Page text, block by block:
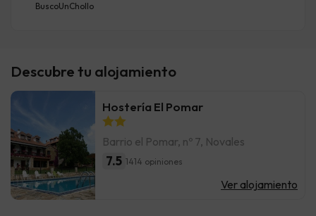
Descubre tu alojamiento
Hostería El Pomar
Barrio el Pomar, nº 7, Novales
7.5 1414 opiniones
Ver alojamiento
BuscoUnChollo